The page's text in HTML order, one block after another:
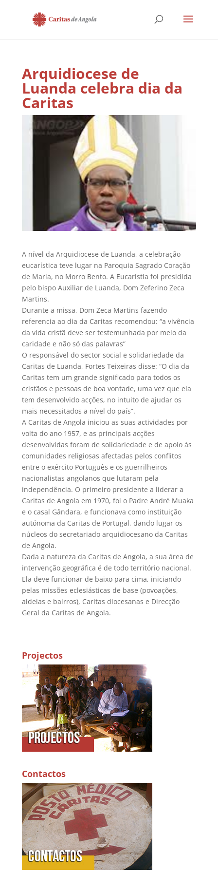
Arquidiocese de
Luanda celebra dia da
Caritas
A nível da Arquidiocese de Luanda, a celebração
eucarística teve lugar na Paroquia Sagrado Coração
de Maria, no Morro Bento. A Eucaristia foi presidida
pelo bispo Auxiliar de Luanda, Dom Zeferino Zeca
Martins.
Durante a missa, Dom Zeca Martins fazendo
referencia ao dia da Caritas recomendou: “a vivência
da vida cristã deve ser testemunhada por meio da
caridade e não só das palavras”
O responsável do sector social e solidariedade da
Caritas de Luanda, Fortes Teixeiras disse: “O dia da
Caritas tem um grande significado para todos os
cristãos e pessoas de boa vontade, uma vez que ela
tem desenvolvido acções, no intuito de ajudar os
mais necessitados a nível do país”.
A Caritas de Angola iniciou as suas actividades por
volta do ano 1957, e as principais acções
desenvolvidas foram de solidariedade e de apoio às
comunidades religiosas afectadas pelos conflitos
entre o exército Português e os guerrilheiros
nacionalistas angolanos que lutaram pela
independência. O primeiro presidente a liderar a
Caritas de Angola em 1970, foi o Padre André Muaka
e o casal Gândara, e funcionava como instituição
autónoma da Caritas de Portugal, dando lugar os
núcleos do secretariado arquidiocesano da Caritas
de Angola.
Dada a natureza da Caritas de Angola, a sua área de
intervenção geográfica é de todo território nacional.
Ela deve funcionar de baixo para cima, iniciando
pelas missões eclesiásticas de base (povoações,
aldeias e bairros), Caritas diocesanas e Direcção
Geral da Caritas de Angola.
Projectos
Contactos